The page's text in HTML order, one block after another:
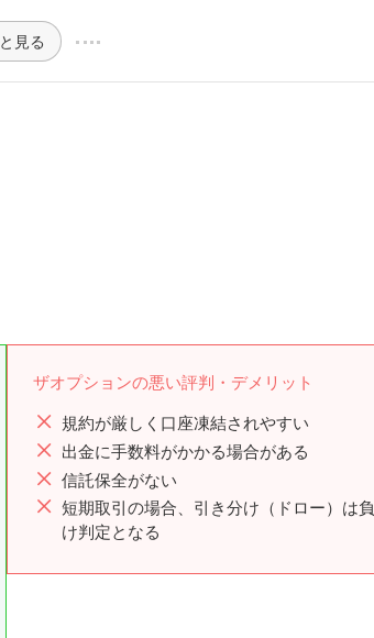
見る
ザオプションの悪い評判・デメリット
規約が厳しく口座凍結されやすい
出金に手数料がかかる場合がある
信託保全がない
短期取引の場合、引き分け（ドロー）は負
け判定となる